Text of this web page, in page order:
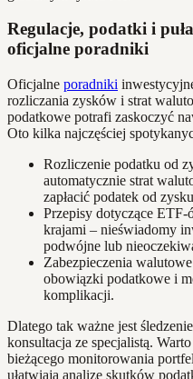
Regulacje, podatki i
oficjalne poradniki
Oficjalne poradniki
rozliczania zysków i strat
podatkowe potrafi zaskoczyć
Oto kilka najczęściej
Rozliczenie podatku od
automatycznie strat
zapłacić podatek od
Przepisy dotyczące
krajami – nieświadomy
podwójne lub
Zabezpieczenia
obowiązki podatkowe i
komplikacji.
Dlatego tak ważne jest
konsultacja ze specjalistą.
bieżącego monitorowania
ułatwiają analizę skutków